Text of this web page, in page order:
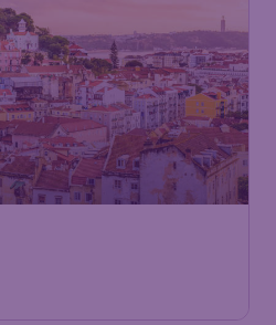
€87
ab